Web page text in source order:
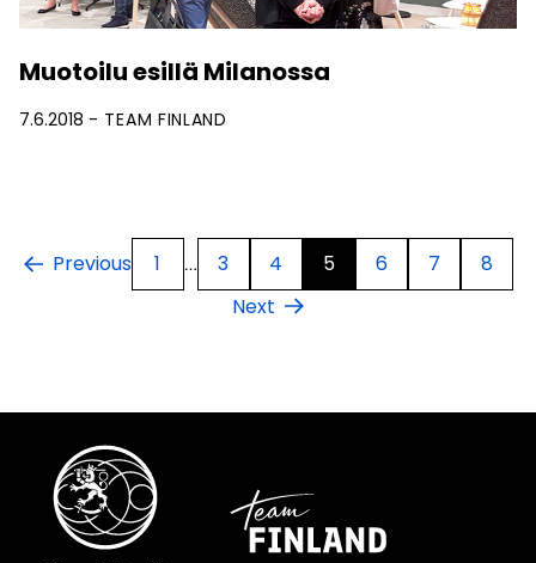
Muotoilu esillä Milanossa
7.6.2018 TEAM FINLAND
Previous 1 … 3 4 5 6 7
8
Next